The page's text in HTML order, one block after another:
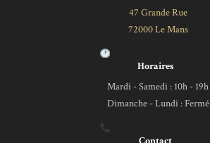
47 Grande Rue
72000 Le Mans
Horaires
Mardi - Samedi : 10h - 19h
Dimanche - Lundi : Fermé